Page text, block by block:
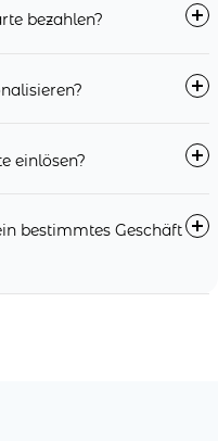
bezahlen?
einlösen?
bestimmtes Geschäft